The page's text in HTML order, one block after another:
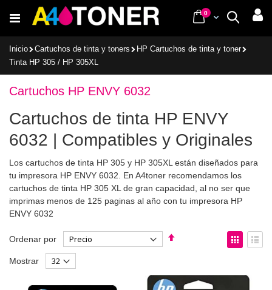
al
Buscar
Cart
0items
Inicio Cartuchos de tinta y toners
HP Cartuchos de tinta y toner
Tinta HP 305 / HP 305XL
Cartuchos HP ENVY 6032
Cartuchos de tinta HP ENVY
6032 | Compatibles y Originales
Los cartuchos de tinta HP 305 y HP 305XL están diseñados para
tu impresora HP ENVY 6032. En A4toner recomendamos los
cartuchos de tinta HP 305 XL de gran capacidad, al no ser que
imprimas menos de 125 paginas al año con tu impresora HP
ENVY 6032
Ordenar por
Fijar
Ver
como
Mostrar